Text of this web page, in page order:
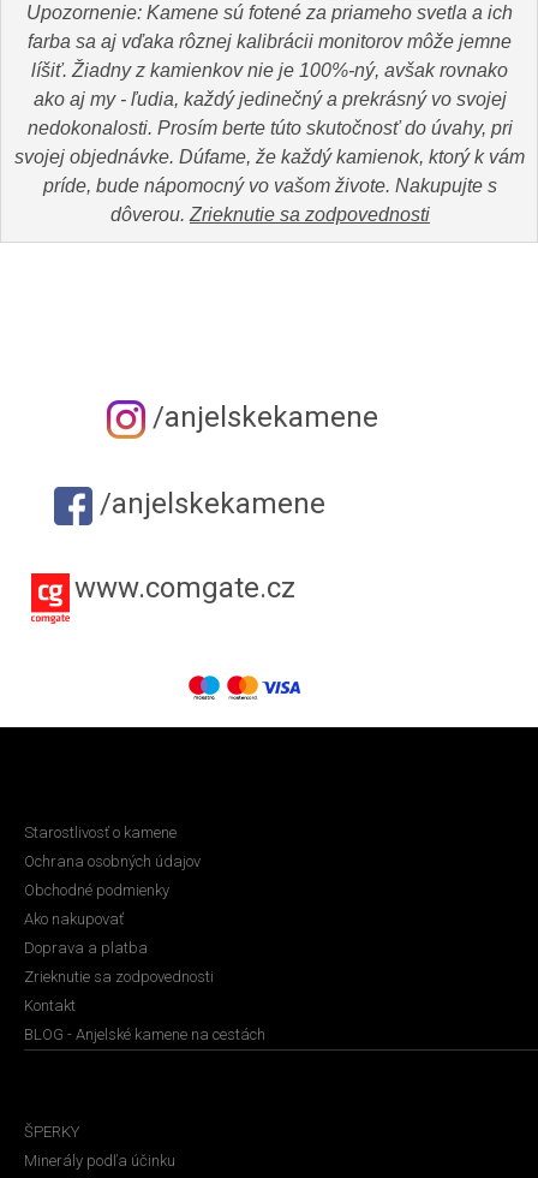
Upozornenie: Kamene sú fotené za priameho svetla a ich
farba sa aj vďaka rôznej kalibrácii monitorov môže jemne
líšiť. Žiadny z kamienkov nie je 100%-ný, avšak rovnako
ako aj my - ľudia, každý jedinečný a prekrásný vo svojej
nedokonalosti. Prosím berte túto skutočnosť do úvahy, pri
svojej objednávke. Dúfame, že každý kamienok, ktorý k vám
príde, bude nápomocný vo vašom živote. Nakupujte s
dôverou. Zrieknutie sa zodpovednosti
/anjelskekamene
/anjelskekamene
www.comgate.cz
Starostlivosť o kamene
Ochrana osobných údajov
Obchodné podmienky
Ako nakupovať
Doprava a platba
Zrieknutie sa zodpovednosti
Kontakt
BLOG - Anjelské kamene na cestách
ŠPERKY
Minerály podľa účinku